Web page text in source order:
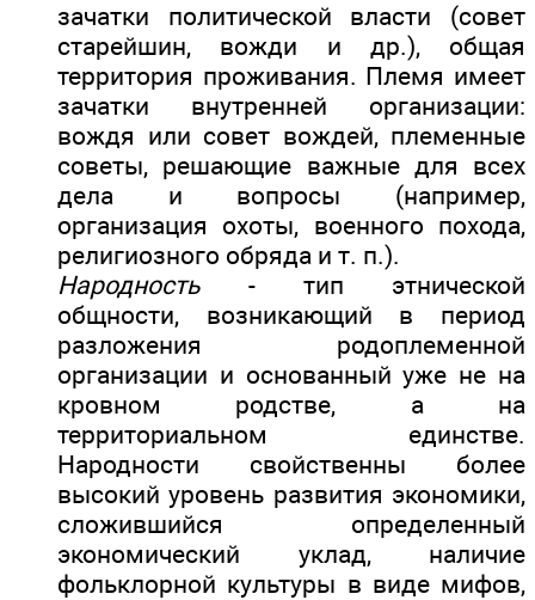
зачатки политической власти (совет
старейшин, вожди и др.), общая
территория проживания. Племя имеет
зачатки внутренней организации:
вождя или совет вождей, племенные
советы, решающие важные для всех
дела и вопросы (например,
организация охоты, военного похода,
религиозного обряда и т. п.).
Народность - тип этнической
общности, возникающий в период
разложения родоплеменной
организации и основанный уже не на
кровном родстве, а на
территориальном единстве.
Народности свойственны более
высокий уровень развития экономики,
сложившийся определенный
экономический уклад, наличие
фольклорной культуры в виде мифов,